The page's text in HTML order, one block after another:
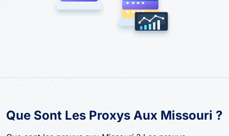
Que Sont Les Proxys Aux Missouri ?